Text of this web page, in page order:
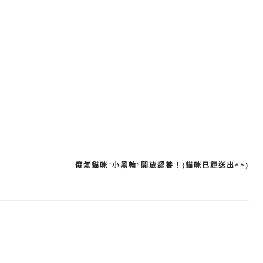
傻氣貓咪“小黑輪”開放認養！(貓咪已經送出^^)